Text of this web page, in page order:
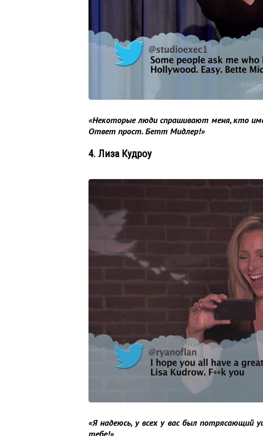
«Некоторые люди спрашивают меня, кто
Ответ прост. Бетт Мидлер!»
4. Лиза Кудроу
«Я надеюсь, у всех у вас был потрясающий